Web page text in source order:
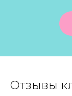
Отзывы